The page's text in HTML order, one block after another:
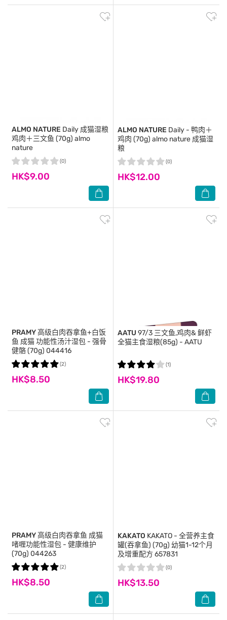
ALMO NATURE Daily 成猫湿粮
鸡肉＋三文鱼 (70g) almo
nature
HK$9.00
(0)
ALMO NATURE Daily - 鸭肉＋
鸡肉 (70g) almo nature 成猫湿
粮
HK$12.00
(0)
PRAMY高级白肉吞拿鱼+白饭
鱼 成猫 功能性汤汁湿包 - 强骨
健骼 (70g) 044416
HK$8.50
(2)
AATU 97/3 三文鱼,鸡肉& 鲜虾
全猫主食湿粮(85g) - AATU
HK$19.80
(1)
PRAMY高级白肉吞拿鱼 成猫
啫喱功能性湿包 - 健康维护
(70g) 044263
HK$8.50
(2)
KAKATO KAKATO - 全营养主食
罐(吞拿鱼) (70g) 幼猫1-12个月
及增重配方 657831
HK$13.50
(0)